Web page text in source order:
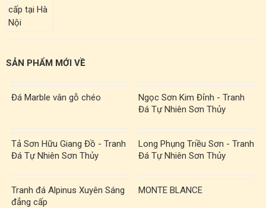
SẢN PHẨM MỚI VỀ
Đá Marble vân gỗ chéo
Ngọc Sơn Kim Đỉnh - Tranh
Đá Tự Nhiên Sơn Thủy
Tả Sơn Hữu Giang Đồ - Tranh
Đá Tự Nhiên Sơn Thủy
Long Phụng Triều Sơn - Tranh
Đá Tự Nhiên Sơn Thủy
Tranh đá Alpinus Xuyên Sáng
đẳng cấp
MONTE BLANCE